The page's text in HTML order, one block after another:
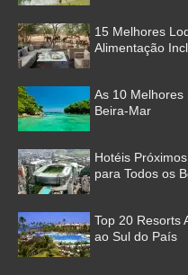
15 Melhores
Alimentação
As 10 Melhores
Beira-Mar
Hotéis
para Todos os
Top 20 Resorts
ao Sul do País